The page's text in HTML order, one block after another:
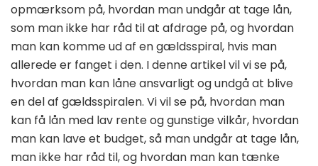
opmærksom på, hvordan man undgår at tage lån,
som man ikke har råd til at afdrage på, og hvordan
man kan komme ud af en gældsspiral, hvis man
allerede er fanget i den. I denne artikel vil vi se på,
hvordan man kan låne ansvarligt og undgå at blive
en del af gældsspiralen. Vi vil se på, hvordan man
kan få lån med lav rente og gunstige vilkår, hvordan
man kan lave et budget, så man undgår at tage lån,
man ikke har råd til, og hvordan man kan tænke